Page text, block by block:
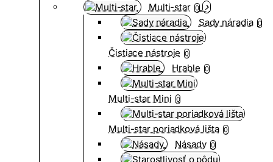
Multi-star 0
Sady náradia 0
Čistiace nástroje 0
Hrable 0
Multi-star Mini 0
Multi-star poriadková lišta 0
Násady 0